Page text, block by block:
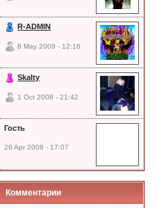
R-ADMIN
8 May 2009 - 12:16
Skalty
1 Oct 2008 - 21:42
Гость
26 Apr 2008 - 17:07
Комментарии